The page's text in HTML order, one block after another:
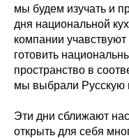
мы будем изучать и
дня национальной
компании
готовить
пространство в
мы выбрали Русскую
Эти дни сближают
открыть для себя